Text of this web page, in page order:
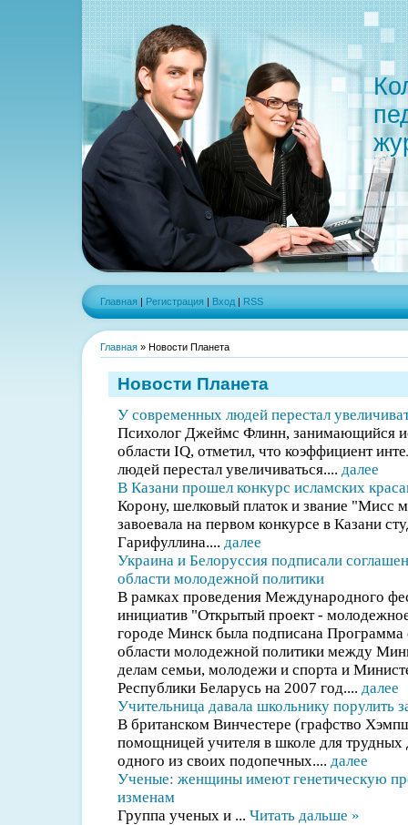
Главная | Регистрация | Вход | RSS
Главная » Новости Планета
Новости Планета
У современных людей перестал
Психолог Джеймс Флинн, занимающийся
области IQ, отметил, что коэффициент
людей перестал увеличиваться.... далее
В Казани прошел конкурс исламских
Корону, шелковый платок и звание "Мисс
завоевала на первом конкурсе в Казани
Гарифуллина.... далее
Украина и Белоруссия подписали
области молодежной политики
В рамках проведения Международного
инициатив "Открытый проект -
городе Минск была подписана Программа
области молодежной политики между
делам семьи, молодежи и спорта и
Республики Беларусь на 2007 год.... далее
Учительница давала школьнику порулить
В британском Винчестере (графство
помощницей учителя в школе для трудных
одного из своих подопечных.... далее
Ученые: женщины имеют генетическую
изменам
Группа ученых и ... Читать дальше »